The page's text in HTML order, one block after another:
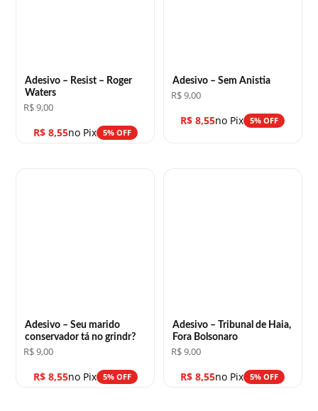
Adesivo – Resist – Roger
Waters
R$9,00
R$8,55no Pix 5% OFF
Adesivo – Sem Anistia
R$9,00
R$ 8,55no Pix 5% OFF
Adesivo – Seu marido
conservador tá no grindr?
R$9,00
R$8,55no Pix 5% OFF
Adesivo – Tribunal de Haia,
Fora Bolsonaro
R$9,00
R$ 8,55no Pix 5% OFF